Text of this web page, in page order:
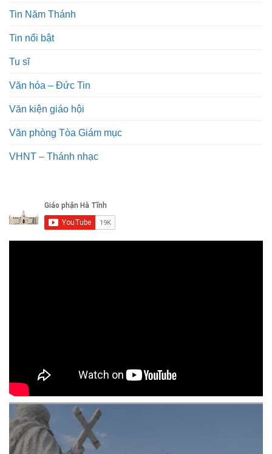
Tin Năm Thánh
Tin nổi bật
Tu sĩ
Văn hóa – Đức Tin
Văn kiện giáo hội
Văn phòng Tòa Giám mục
VHNT – Thánh nhạc